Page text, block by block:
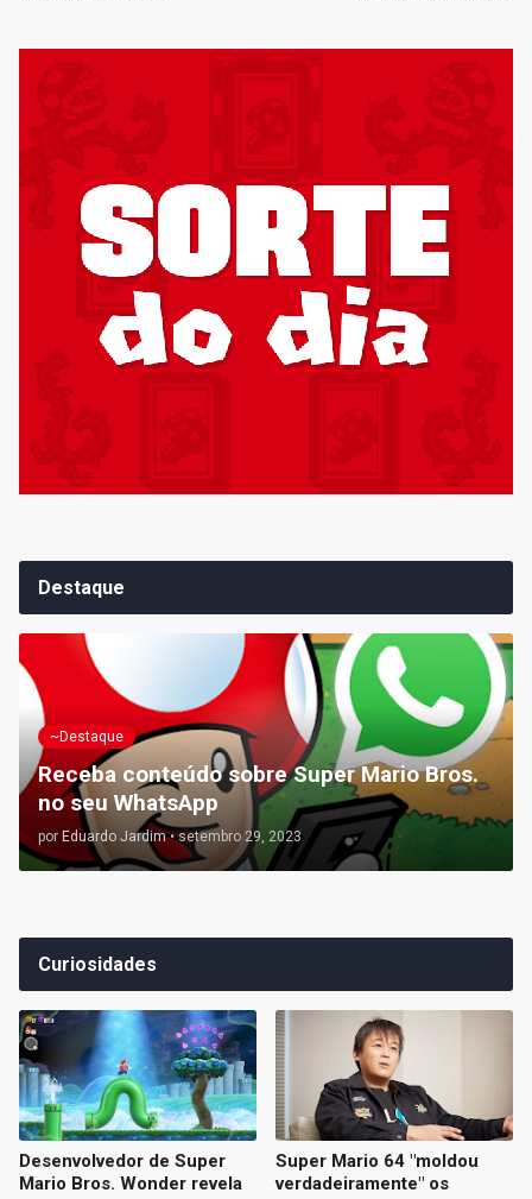
Destaque
~Destaque
Receba conteúdo sobre Super Mario Bros.
no seu WhatsApp
por Eduardo Jardim • setembro 29, 2023
Curiosidades
Desenvolvedor de Super
Mario Bros. Wonder revela
Super Mario 64 "moldou
verdadeiramente" os